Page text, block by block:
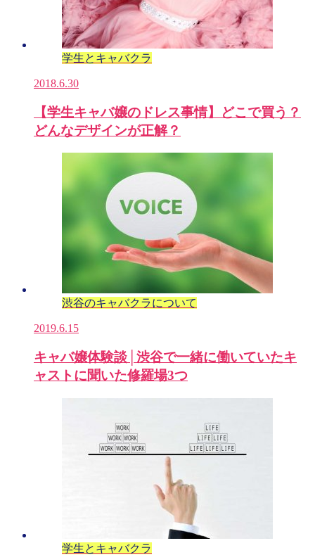
学生とキャバクラ
2018.6.30
【学生キャバ嬢のドレス事情】どこで買う？
どんなデザインが正解？
渋谷のキャバクラについて
2019.6.15
キャバ嬢体験談│渋谷で一緒に働いていたキ
ャストに聞いた修羅場3つ
学生とキャバクラ